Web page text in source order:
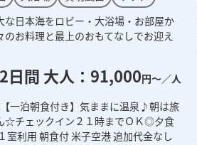
な日本海をロビー・大浴場・お部屋か
のお料理と最上のおもてなしでお迎え
日間 大人：91,000円～／人
一泊朝食付き】気ままに温泉♪朝は旅
☆チェックイン２１時までＯＫ◎夕食
室利用 朝食付 米子空港 追加代金なし